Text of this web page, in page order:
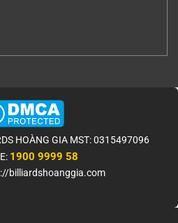
HOÀNG GIA MST: 0315497096
1900 9999 58
billiardshoanggia.com